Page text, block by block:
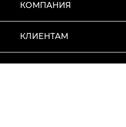
КОМПАНИЯ
КЛИЕНТАМ